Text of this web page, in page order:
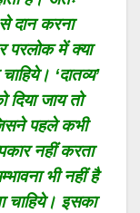
दान करना
परलोक में क्या
‘दातव्य’
दिया जाय तो
पहले कभी
नहीं करता
भी नहीं है
चाहिये। इसका